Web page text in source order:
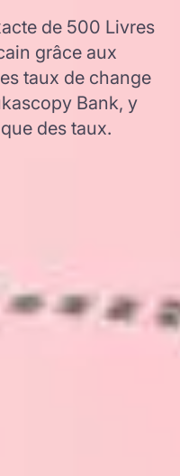
de 500 Livres
grâce aux
taux de change
Bank, y
des taux.